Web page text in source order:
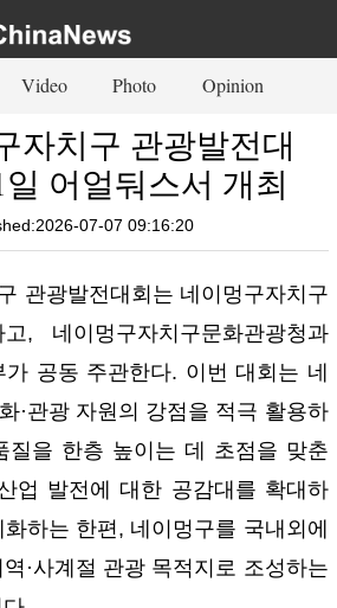
Video Photo Opinion
자치구 관광발전대
일 어얼둬스서 개최
07-07 09:16:20
관광발전대회는 네이멍구자치구
, 네이멍구자치구문화관광청과
가 공동 주관한다. 이번 대회는 네
·관광 자원의 강점을 적극 활용하
질을 한층 높이는 데 초점을 맞춘
업 발전에 대한 공감대를 확대하
하는 한편, 네이멍구를 국내외에
·사계절 관광 목적지로 조성하는